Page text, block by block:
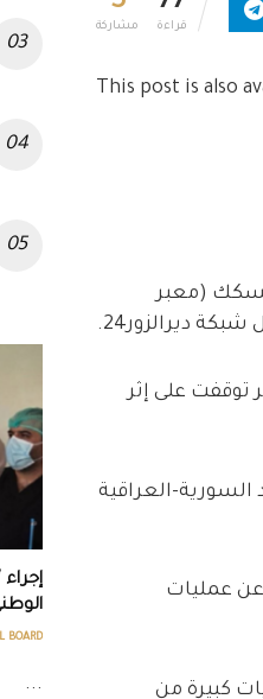
مشاركة قراءة
This post is also
(معبر
ديرالزور24.
توقفت على إثر
العراقية
عن عمليات
كبيرة من
BOARD
...